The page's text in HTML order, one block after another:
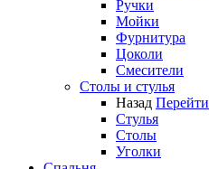
Ручки
Мойки
Фурнитура
Цоколи
Смесители
Столы и стулья
Назад Перейти
Стулья
Столы
Уголки